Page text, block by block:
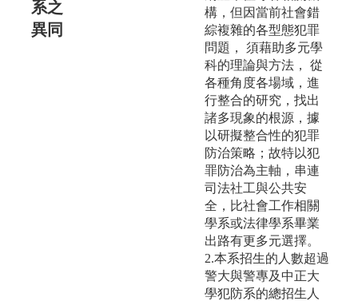
系之
異同
構，但因當前社會錯
綜複雜的各型態犯罪
問題， 須藉助多元學
科的理論與方法， 從
各種角度各場域，進
行整合的研究，找出
諸多現象的根源，據
以研擬整合性的犯罪
防治策略；故特以犯
罪防治為主軸，串連
司法社工與公共安
全，比社會工作相關
學系或法律學系畢業
出路有更多元選擇。
2.本系招生的人數超過
警大與警專及中正大
學犯防系的總招生人